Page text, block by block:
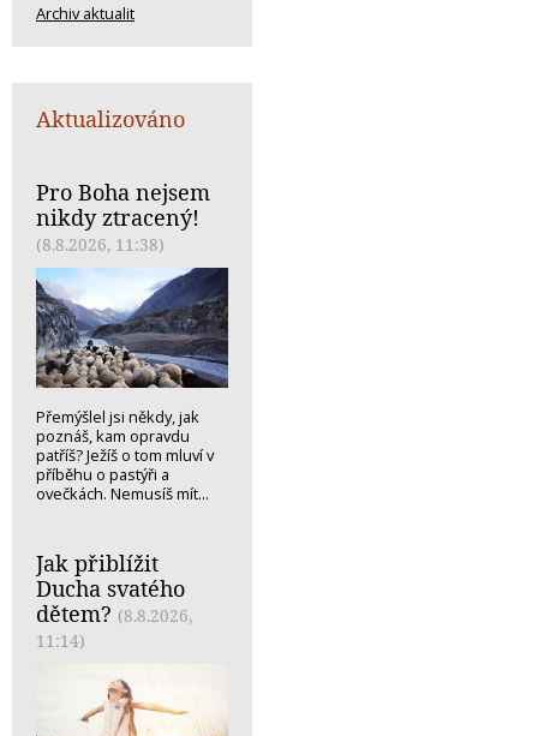
Archiv aktualit
Aktualizováno
Pro Boha nejsem
nikdy ztracený!
(8.8.2026, 11:38)
Přemýšlel jsi někdy, jak
poznáš, kam opravdu
patříš? Ježíš o tom mluví v
příběhu o pastýři a
ovečkách. Nemusíš mít...
Jak přiblížit
Ducha svatého
dětem? (8.8.2026,
11:14)